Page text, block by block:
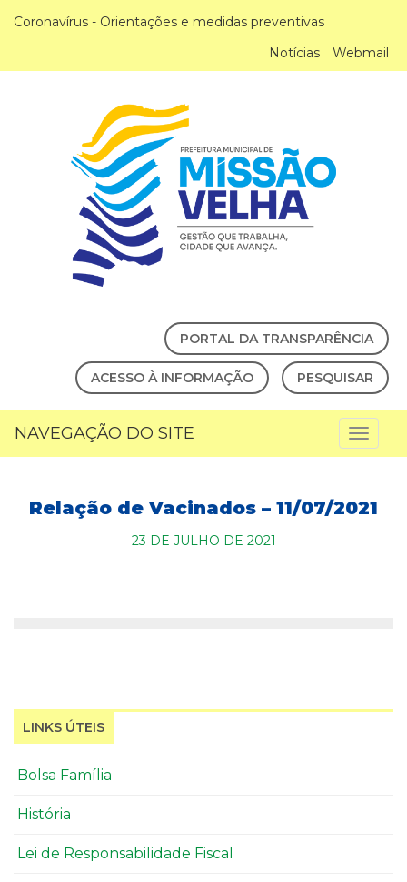
Coronavírus - Orientações e medidas preventivas
Notícias
Webmail
PORTAL DA TRANSPARÊNCIA
ACESSO À INFORMAÇÃO PESQUISAR
NAVEGAÇÃO DO SITE
Relação de Vacinados – 11/07/2021
23 DE JULHO DE 2021
LINKS ÚTEIS
Bolsa Família
História
Lei de Responsabilidade Fiscal